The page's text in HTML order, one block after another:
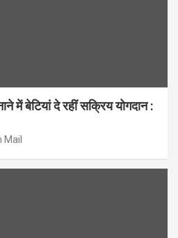
में बेटियां दे रहीं सक्रिय योगदान :
Mail